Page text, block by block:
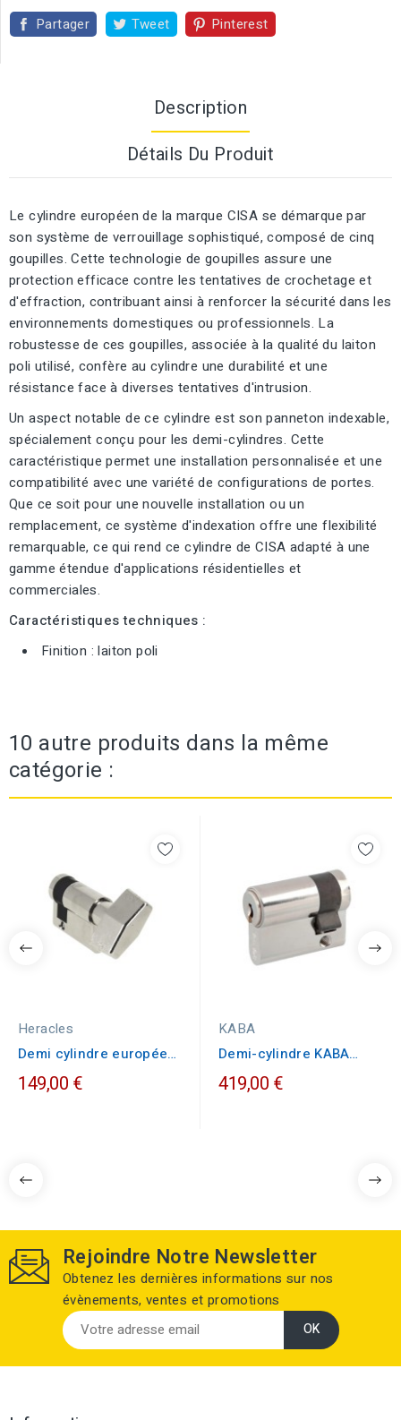
Partager Tweet Pinterest
Description
Détails Du Produit
Le cylindre européen de la marque CISA se démarque par
son système de verrouillage sophistiqué, composé de cinq
goupilles. Cette technologie de goupilles assure une
protection efficace contre les tentatives de crochetage et
d'effraction, contribuant ainsi à renforcer la sécurité dans les
environnements domestiques ou professionnels. La
robustesse de ces goupilles, associée à la qualité du laiton
poli utilisé, confère au cylindre une durabilité et une
résistance face à diverses tentatives d'intrusion.
Un aspect notable de ce cylindre est son panneton indexable,
spécialement conçu pour les demi-cylindres. Cette
caractéristique permet une installation personnalisée et une
compatibilité avec une variété de configurations de portes.
Que ce soit pour une nouvelle installation ou un
remplacement, ce système d'indexation offre une flexibilité
remarquable, ce qui rend ce cylindre de CISA adapté à une
gamme étendue d'applications résidentielles et
commerciales.
Caractéristiques techniques :
Finition : laiton poli
10 autre produits dans la même
catégorie :
Heracles
Demi cylindre européen
à bouton Heracles 5G
149,00 €
KABA
Demi-cylindre KABA
EXPERT 10X30
419,00 €
Rejoindre Notre Newsletter
Obtenez les dernières informations sur nos
évènements, ventes et promotions